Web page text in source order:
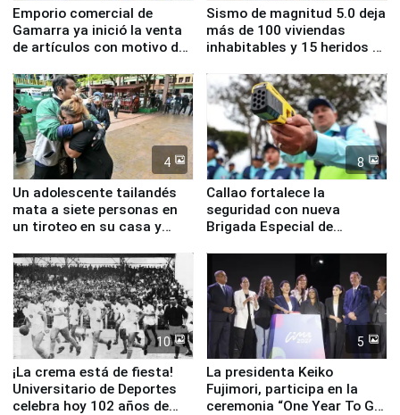
Emporio comercial de
Gamarra ya inició la venta
de artículos con motivo de
Sismo de magnitud 5.0 deja
más de 100 viviendas
inhabitables y 15 heridos en
4
Un adolescente tailandés
mata a siete personas en
un tiroteo en su casa y
8
Callao fortalece la
seguridad con nueva
Brigada Especial de
equipamiento para
Serenazgo
10
¡La crema está de fiesta!
Universitario de Deportes
celebra hoy 102 años de
5
La presidenta Keiko
Fujimori, participa en la
ceremonia “One Year To Go